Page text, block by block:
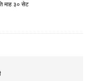
माह ३० सेट